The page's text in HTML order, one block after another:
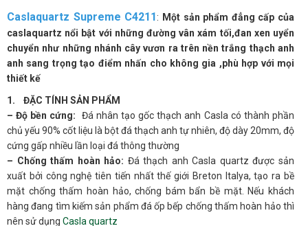
Caslaquartz Supreme C4211: Một sản phẩm đẳng cấp của
caslaquartz nổi bật với những đường vân xám tối,đan xen uyển
chuyển như những nhánh cây vươn ra trên nền trắng thạch anh
anh sang trọng tạo điểm nhấn cho không gia ,phù hợp với mọi
thiết kế
1. ĐẶC TÍNH SẢN PHẨM
– Độ bền cứng: Đá nhân tạo gốc thạch anh Casla có thành phần
chủ yếu 90% cốt liệu là bột đá thạch anh tự nhiên, độ dày 20mm, độ
cứng gấp nhiều lần loại đá thông thường
– Chống thấm hoàn hảo: Đá thạch anh Casla quartz được sản
xuất bởi công nghệ tiên tiến nhất thế giới Breton Italya, tạo ra bề
mặt chống thấm hoàn hảo, chống bám bẩn bề mặt. Nếu khách
hàng đang tìm kiếm sản phẩm đá ốp bếp chống thấm hoàn hảo thì
nên sử dụng Casla quartz